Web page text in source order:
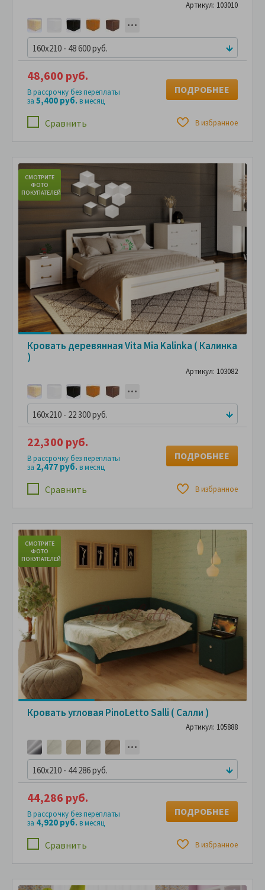
Артикул: 103010
160x210 - 48 600 руб.
Сравнить В избранное
48,600 руб.
В рассрочку без переплаты
за 5,400 руб.в месяц
ПОДРОБНЕЕ
СМОТРИТЕ
ФОТО
ПОКУПАТЕЛЕЙ
Кровать деревянная Vita Mia Kalinka ( Калинка
)
Артикул: 103082
160x210 - 22 300 руб.
Сравнить В избранное
22,300 руб.
В рассрочку без переплаты
за 2,477 руб.в месяц
ПОДРОБНЕЕ
СМОТРИТЕ
ФОТО
ПОКУПАТЕЛЕЙ
Кровать угловая PinoLetto Salli ( Салли )
Артикул: 105888
160x210 - 44 286 руб.
Сравнить В избранное
44,286 руб.
В рассрочку без переплаты
за 4,920 руб.в месяц
ПОДРОБНЕЕ